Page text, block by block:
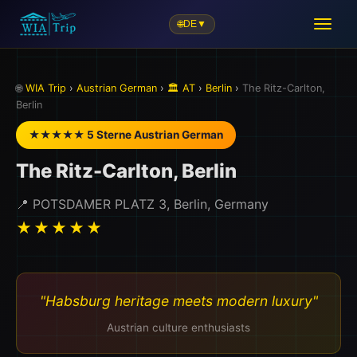
🌐DE▼
🌐 WIA Trip › Austrian German › 🏛️ AT › Berlin › The Ritz-Carlton,
Berlin
★★★★★ 5 Sterne Austrian German
The Ritz-Carlton, Berlin
📍 POTSDAMER PLATZ 3, Berlin, Germany
★★★★★
"Habsburg heritage meets modern luxury"
Austrian culture enthusiasts